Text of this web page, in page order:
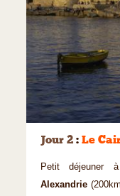
Jour 2 : Le
Petit déjeuner
Alexandrie